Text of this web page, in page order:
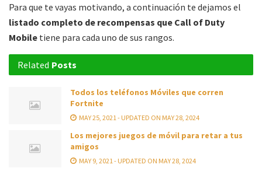
Para que te vayas motivando, a continuación te dejamos el
listado completo de recompensas que Call of Duty
Mobile tiene para cada uno de sus rangos.
Related Posts
Todos los teléfonos Móviles que corren
Fortnite
MAY 25, 2021 - UPDATED ON MAY 28, 2024
Los mejores juegos de móvil para retar a tus
amigos
MAY 9, 2021 - UPDATED ON MAY 28, 2024